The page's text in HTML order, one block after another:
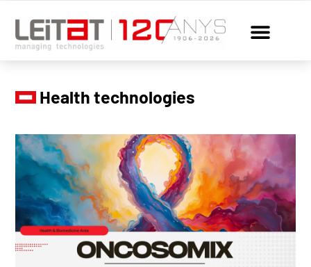
Health technologies